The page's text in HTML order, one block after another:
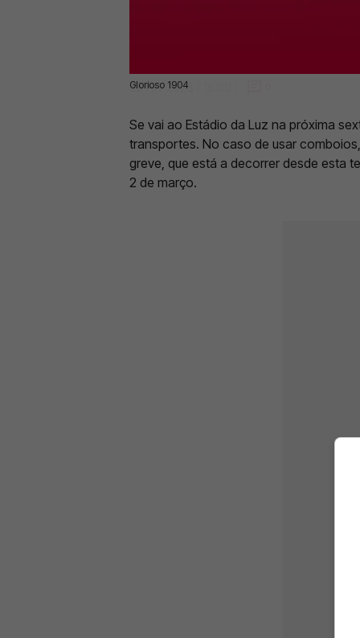
Glorioso 1904
28 Fev 2023 | 16:00 |
Se vai ao Estádio da Luz na próxima
transportes. No caso de usar
greve, que está a decorrer desde esta
2 de março.